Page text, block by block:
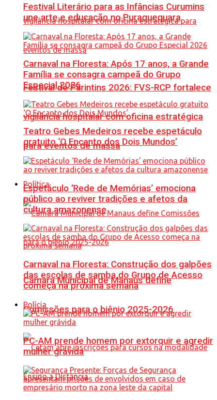
Festival de Parintins 2026: FVS-RCP fortalece
vigilância hospitalar com oficina estratégica
para eventos de massa
Política
Câmara Municipal de Manaus define
Comissões para o biênio 2025-2026
Festival Literário para as Infâncias Curumins
une arte e educação no Puraquequara
Carnaval na Floresta: Após 17 anos, a Grande
Família se consagra campeã do Grupo
Especial 2026
Teatro Gebes Medeiros recebe espetáculo
gratuito ‘O Encanto dos Dois Mundos’
Espetáculo ‘Rede de Memórias’ emociona
público ao reviver tradições e afetos da
cultura amazonense
Carnaval na Floresta: Construção dos galpões
das escolas de samba do Grupo de Acesso
começa na próxima semana
Polícia
PC-AM prende homem por extorquir e agredir
mulher grávida